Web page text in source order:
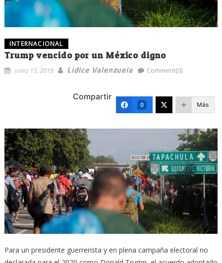
INTERNACIONAL
Trump vencido por un México digno
junio 13, 2019 Lidice Valenzuela Comment(0)
Compartir
0 Más
Para un presidente guerrerista y en plena campaña electoral no